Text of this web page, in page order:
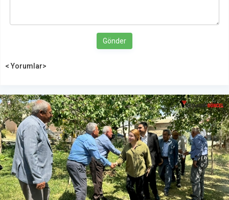
Gönder
< Yorumlar>